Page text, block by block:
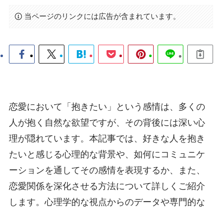
当ページのリンクには広告が含まれています。
恋愛において「抱きたい」という感情は、多くの
人が抱く自然な欲望ですが、その背後には深い心
理が隠れています。本記事では、好きな人を抱き
たいと感じる心理的な背景や、如何にコミュニケ
ーションを通してその感情を表現するか、また、
恋愛関係を深化させる方法について詳しくご紹介
します。心理学的な視点からのデータや専門的な